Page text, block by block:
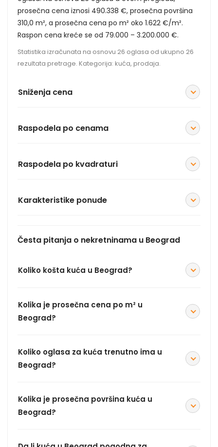
prosečna cena iznosi 490.338 €, prosečna površina
310,0 m², a prosečna cena po m² oko 1.622 €/m².
Raspon cena kreće se od 79.000 – 3.200.000 €.
Statistika izračunata na osnovu 26 oglasa od ukupno 26
rezultata pretrage. Kategorija: kuća, prodaja.
Sniženja cena
Raspodela po cenama
Raspodela po kvadraturi
Karakteristike ponude
Česta pitanja o nekretninama u Beograd
Koliko košta kuća u Beograd?
Kolika je prosečna cena po m² u
Beograd?
Koliko oglasa za kuća trenutno ima u
Beograd?
Kolika je prosečna površina kuća u
Beograd?